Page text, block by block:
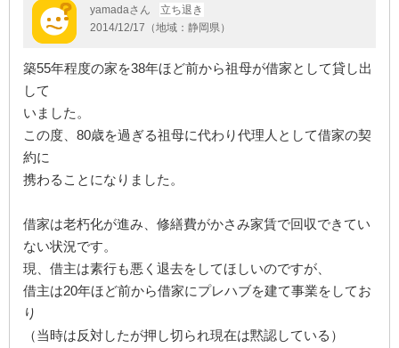
yamadaさん
立ち退き
2014/12/17（地域：静岡県）
築55年程度の家を38年ほど前から祖母が借家として貸し出
して
いました。
この度、80歳を過ぎる祖母に代わり代理人として借家の契
約に
携わることになりました。
借家は老朽化が進み、修繕費がかさみ家賃で回収できてい
ない状況です。
現、借主は素行も悪く退去をしてほしいのですが、
借主は20年ほど前から借家にプレハブを建て事業をしてお
り
（当時は反対したが押し切られ現在は黙認している）